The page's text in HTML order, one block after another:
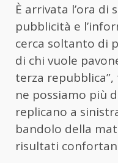
È arrivata l’ora di
pubblicità e
cerca soltanto di
di chi vuole
terza
ne possiamo più
replicano a
bandolo della
risultati